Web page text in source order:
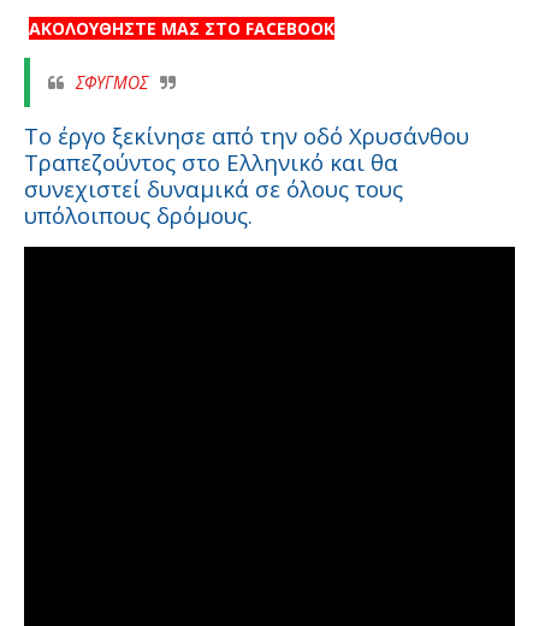
ΑΚΟΛΟΥΘΗΣΤΕ ΜΑΣ ΣΤΟ FACEBOOK
ΣΦΥΓΜΟΣ
Το έργο ξεκίνησε από την οδό Χρυσάνθου
Τραπεζούντος στο Ελληνικό και θα
συνεχιστεί δυναμικά σε όλους τους
υπόλοιπους δρόμους.